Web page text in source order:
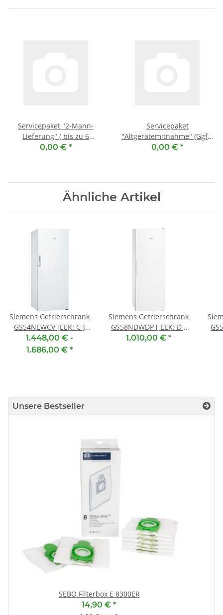
Servicepaket "2-Mann-
Lieferung" ( bis zu 6
Werktage zusätzliche
0,00 € *
Servicepaket
"Altgerätemitnahme" (Ggfs.
abgetaut, ausgebaut und
0,00 € *
Ähnliche Artikel
Siemens Gefrierschrank
GS54NEWCV [EEK: C ]
Weiß, Freistehend, 176 x
70 cm, extraKlasse,
1.448,00 € -
1.686,00 € *
Siemens Gefrierschrank
GS58NDWDP [ EEK: D ]
Weiß, Freistehend, 191 x
1.010,00 € *
Unsere Bestseller
SEBO Filterbox E 8300ER
14,90 € *